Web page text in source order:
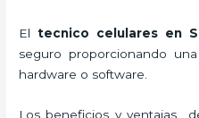
Eltecnico celulares en
seguro proporcionando
hardware o software.
Los beneficios y ventajas